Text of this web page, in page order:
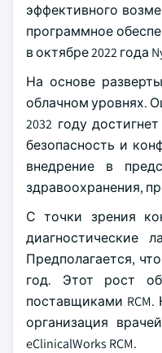
эффективного
программное
в октябре 2022 года
На основе
облачном уровнях.
2032 году
безопасность и
внедрение в
здравоохранения,
С точки зрения
диагностические
Предполагается,
год. Этот рост
поставщиками RCM.
организация
eClinicalWorks RCM.